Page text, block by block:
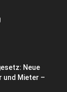
Neue
und Mieter –